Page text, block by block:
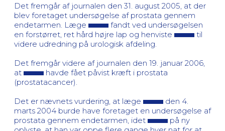
Det fremgår af journalen den 31. august 2005, at der
blev foretaget undersøgelse af prostata gennem
endetarmen. Læge
fandt ved undersøgelsen
en forstørret, ret hård højre lap og henviste
til
videre udredning på urologisk afdeling.
Det fremgår videre af journalen den 19. januar 2006,
at
havde fået påvist kræft i prostata
(prostatacancer).
Det er nævnets vurdering, at læge
den 4.
marts 2004 burde have foretaget en undersøgelse af
prostata gennem endetarmen, idet
på ny